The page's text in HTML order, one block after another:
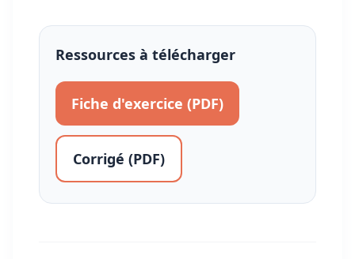
Ressources à télécharger
Fiche d'exercice (PDF)
Corrigé (PDF)